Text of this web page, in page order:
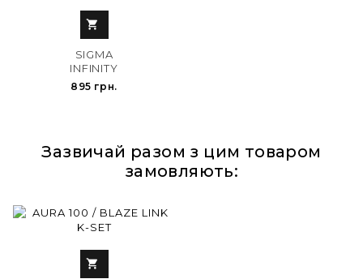

SIGMA
INFINITY
895 грн.
Зазвичай разом з цим товаром
замовляють:
